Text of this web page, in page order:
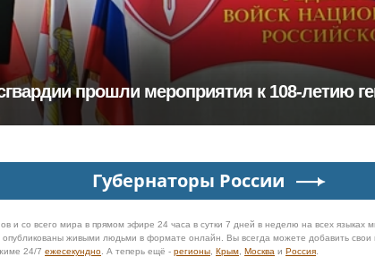
прошли мероприятия к 108‑летию
Губернаторы России
и со всего мира в прямом эфире 24 часа в сутки 7 дней в неделю на всех языках
живыми людьми в формате онлайн. Вы всегда можете добавить свои
24/7 ежесекундно . А теперь ещё - регионы Крым Москва и Россия